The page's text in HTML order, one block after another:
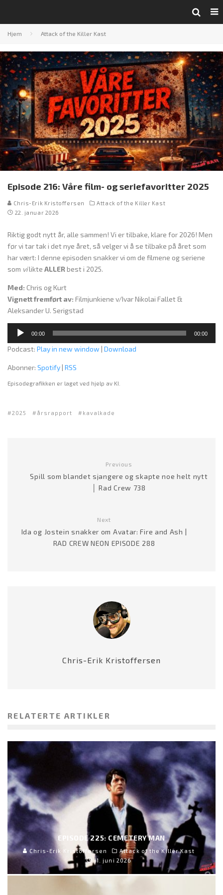
Hjem Attack of the Killer Kast
Episode 216: Våre film- og seriefavoritter 2025
Chris-Erik Kristoffersen
Attack of the Killer Kast
22. januar 2026
Riktig godt nytt år, alle sammen! Vi er tilbake, klare for 2026! Men
før vi tar tak i det nye året, så velger vi å se tilbake på året som
har vært: I denne episoden snakker vi om de filmene og seriene
som vilikte ALLER best i 2025.
Med: Chris og Kurt
Vignett fremført av: Filmjunkiene v/Ivar Nikolai Fallet &
Aleksander U. Serigstad
d
s
00:00 00:00
Podcast: Play in new window | Download
Abonner: Spotify | RSS
Episodegrafikken er laget ved hjelp av KI.
2025 årsrapport kavalkade
Previous
Spill som blandet sjangere og skapte noe helt nytt
│ Rad Crew 738
Next
Ida og Jostein snakker om Avatar: Fire and Ash |
RAD CREW NEON EPISODE 288
Chris-Erik Kristoffersen
RELATERTE ARTIKLER
EPISODE 225: CEMETERY MAN
Chris-Erik Kristoffersen
Attack of the Killer Kast
11. juni 2026